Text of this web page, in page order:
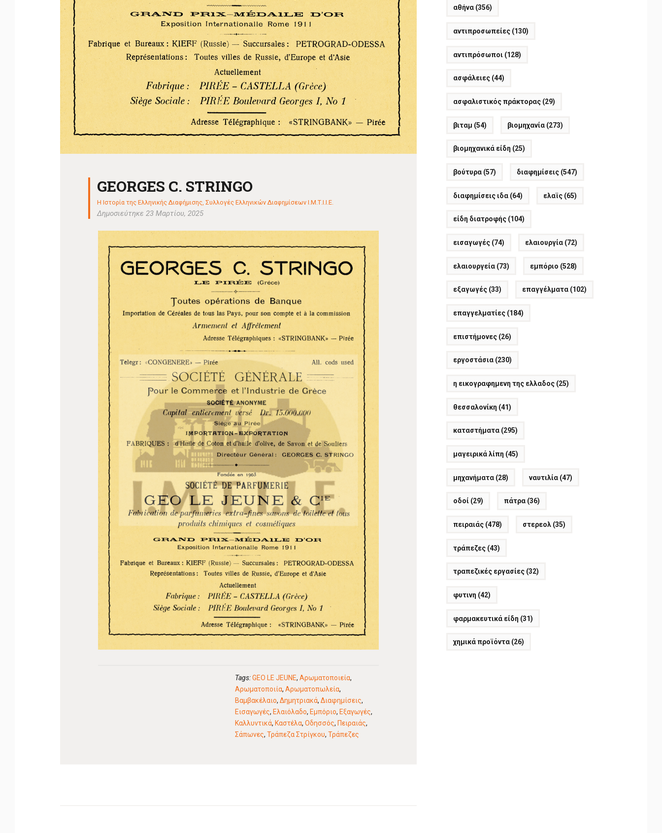
GEORGES C. STRINGO
Η Ιστορία της Ελληνικής Διαφήμισης,Συλλογές Ελληνικών Διαφημίσεων Ι.Μ.Τ.Ι.Ι.Ε.
Δημοσιεύτηκε 23 Μαρτίου, 2025
Tags:GEO LE JEUNE, Αρωματοποιεία,
Αρωματοποιία, Αρωματοπωλεία,
Βαμβακέλαιο, Δημητριακά, Διαφημίσεις,
Εισαγωγές, Ελαιόλαδο, Εμπόριο, Εξαγωγές,
Καλλυντικά, Καστέλα, Οδησσός, Πειραιάς,
Σάπωνες, Τράπεζα Στρίγκου, Τράπεζες
αθήνα (356)
αντιπροσωπείες (130)
αντιπρόσωποι (128)
ασφάλειες (44)
ασφαλιστικός πράκτορας (29)
βιταμ (54) βιομηχανία (273)
βιομηχανικά είδη (25)
βούτυρα (57) διαφημίσεις (547)
διαφημίσεις ιδα (64) ελαϊς (65)
είδη διατροφής (104)
εισαγωγές (74) ελαιουργία (72)
ελαιουργεία (73) εμπόριο (528)
εξαγωγές (33) επαγγέλματα (102)
επαγγελματίες (184)
επιστήμονες (26)
εργοστάσια (230)
η εικογραφημενη της ελλαδος (25)
θεσσαλονίκη (41)
καταστήματα (295)
μαγειρικά λίπη (45)
μηχανήματα (28) ναυτιλία (47)
οδοί (29) πάτρα (36)
πειραιάς (478) στερεολ (35)
τράπεζες (43)
τραπεζικές εργασίες (32)
φυτινη (42)
φαρμακευτικά είδη (31)
χημικά προϊόντα (26)